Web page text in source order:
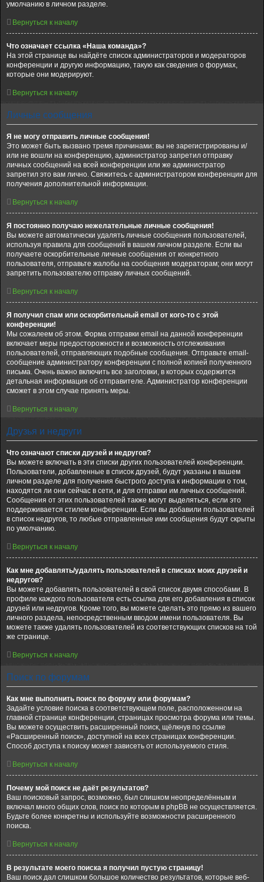
умолчанию в личном разделе.
Вернуться к началу
Что означает ссылка «Наша команда»?
На этой странице вы найдёте список администраторов и модераторов
конференции и другую информацию, такую как сведения о форумах,
которые они модерируют.
Вернуться к началу
Личные сообщения
Я не могу отправить личные сообщения!
Это может быть вызвано тремя причинами: вы не зарегистрированы и/
или не вошли на конференцию, администратор запретил отправку
личных сообщений на всей конференции или же администратор
запретил это вам лично. Свяжитесь с администратором конференции для
получения дополнительной информации.
Вернуться к началу
Я постоянно получаю нежелательные личные сообщения!
Вы можете автоматически удалять личные сообщения пользователей,
используя правила для сообщений в вашем личном разделе. Если вы
получаете оскорбительные личные сообщения от конкретного
пользователя, отправьте жалобы на сообщения модераторам; они могут
запретить пользователю отправку личных сообщений.
Вернуться к началу
Я получил спам или оскорбительный email от кого-то с этой
конференции!
Мы сожалеем об этом. Форма отправки email на данной конференции
включает меры предосторожности и возможность отслеживания
пользователей, отправляющих подобные сообщения. Отправьте email-
сообщение администратору конференции с полной копией полученного
письма. Очень важно включить все заголовки, в которых содержится
детальная информация об отправителе. Администратор конференции
сможет в этом случае принять меры.
Вернуться к началу
Друзья и недруги
Что означают списки друзей и недругов?
Вы можете включать в эти списки других пользователей конференции.
Пользователи, добавленные в список друзей, будут указаны в вашем
личном разделе для получения быстрого доступа к информации о том,
находятся ли они сейчас в сети, и для отправки им личных сообщений.
Сообщения от этих пользователей также могут выделяться, если это
поддерживается стилем конференции. Если вы добавили пользователей
в список недругов, то любые отправленные ими сообщения будут скрыты
по умолчанию.
Вернуться к началу
Как мне добавлять/удалять пользователей в списках моих друзей и
недругов?
Вы можете добавлять пользователей в свой список двумя способами. В
профиле каждого пользователя есть ссылка для его добавления в список
друзей или недругов. Кроме того, вы можете сделать это прямо из вашего
личного раздела, непосредственным вводом имени пользователя. Вы
можете также удалять пользователей из соответствующих списков на той
же странице.
Вернуться к началу
Поиск по форумам
Как мне выполнить поиск по форуму или форумам?
Задайте условие поиска в соответствующем поле, расположенном на
главной странице конференции, страницах просмотра форума или темы.
Вы можете осуществить расширенный поиск, щёлкнув по ссылке
«Расширенный поиск», доступной на всех страницах конференции.
Способ доступа к поиску может зависеть от используемого стиля.
Вернуться к началу
Почему мой поиск не даёт результатов?
Ваш поисковый запрос, возможно, был слишком неопределённым и
включал много общих слов, поиск по которым в phpBB не осуществляется.
Будьте более конкретны и используйте возможности расширенного
поиска.
Вернуться к началу
В результате моего поиска я получил пустую страницу!
Ваш поиск дал слишком большое количество результатов, которые веб-